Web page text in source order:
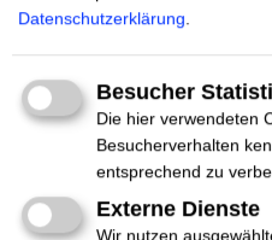
#Beratung
Datenschutzerklärung.
Besucher
Die hier verwendeten
Besucherverhalten
entsprechend zu
Externe Dienste
Wir nutzen